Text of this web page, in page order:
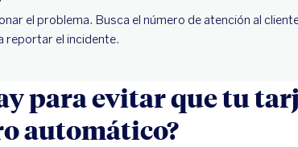
el problema. Busca el número de atención al
reportar el incidente.
para evitar que tu
automático?